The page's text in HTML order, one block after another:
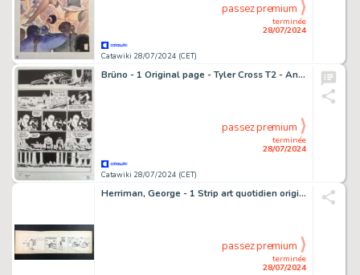
Catawiki 28/07/2024 (CET)
terminée
28/07/2024
passez premium
Brüno - 1 Original page - Tyler Cross T2 - Angola - 2015
Catawiki 28/07/2024 (CET)
terminée
28/07/2024
passez premium
Herriman, George - 1 Strip art quotidien original - Krazy Kat - 1932
terminée
28/07/2024
passez premium